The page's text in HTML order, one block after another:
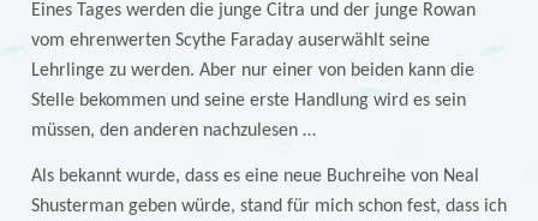
Eines Tages werden die junge Citra und der junge Rowan
vom ehrenwerten Scythe Faraday auserwählt seine
Lehrlinge zu werden. Aber nur einer von beiden kann die
Stelle bekommen und seine erste Handlung wird es sein
müssen, den anderen nachzulesen …
Als bekannt wurde, dass es eine neue Buchreihe von Neal
Shusterman geben würde, stand für mich schon fest, dass ich